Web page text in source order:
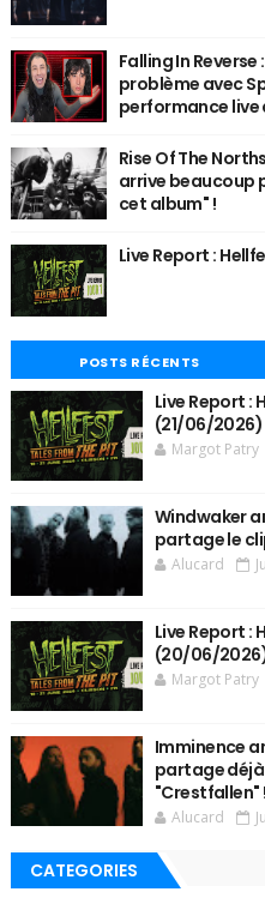
Falling In
problème avec
performance live
Rise Of The
arrive beaucoup
cet album" !
Live Report :
POSTS RÉCENTS
Live Report :
(21/06/2026)
Margot Patry
Windwaker
partage le
Alucard
Live Report :
(20/06/
Margot Patry
Imminence
partage
"Crestfallen" !
Alucard
CATEGORIES